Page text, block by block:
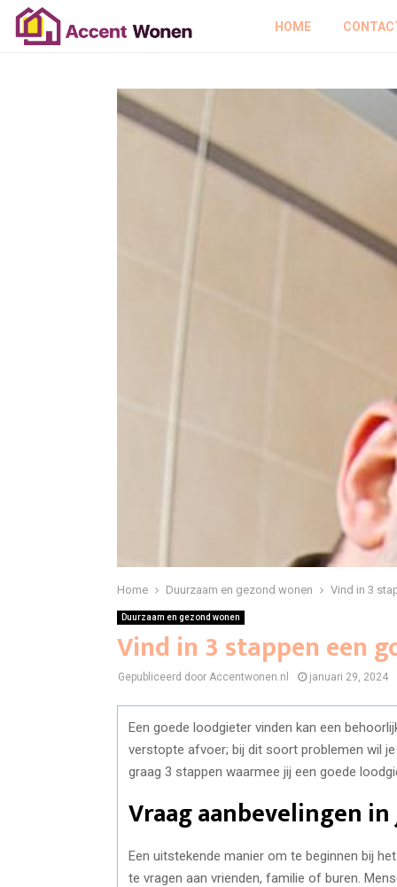
HOME
Home Duurzaam en gezond wonen Vind in 3
Duurzaam en gezond wonen
Vind in 3 stappen een
Gepubliceerd door Accentwonen.nl januari 29, 2024
Een goede loodgieter vinden kan een
verstopte afvoer; bij dit soort problemen wil
graag 3 stappen waarmee jij een goede
Vraag aanbevelingen
Een uitstekende manier om te beginnen bij
te vragen aan vrienden, familie of buren.